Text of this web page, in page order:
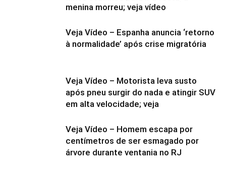
menina morreu; veja vídeo
Veja Vídeo – Espanha anuncia ‘retorno
à normalidade’ após crise migratória
Veja Vídeo – Motorista leva susto
após pneu surgir do nada e atingir SUV
em alta velocidade; veja
Veja Vídeo – Homem escapa por
centímetros de ser esmagado por
árvore durante ventania no RJ